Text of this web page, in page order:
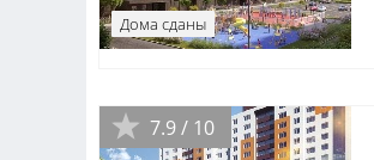
Дома сданы
7.9 / 10